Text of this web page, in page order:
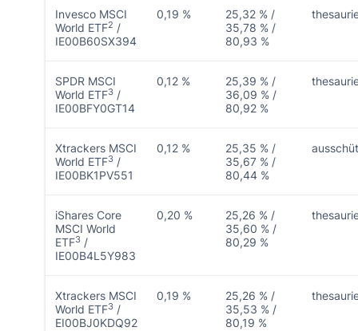
Invesco MSCI
World ETF2 /
IE00B60SX394
0,19 %
25,32 % /
35,78 % /
80,93 %
SPDR MSCI
World ETF3 /
IE00BFY0GT14
0,12 %
25,39 % /
36,09 % /
80,92 %
Xtrackers MSCI
World ETF3 /
IE00BK1PV551
0,12 %
25,35 % /
35,67 % /
80,44 %
iShares Core
MSCI World
ETF3 /
IE00B4L5Y983
0,20 %
25,26 % /
35,60 % /
80,29 %
Xtrackers MSCI
World ETF3 /
EI00BJ0KDQ92
0,19 %
25,26 % /
35,53 % /
80,19 %